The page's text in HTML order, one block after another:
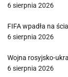
6 sierpnia 2026
FIFA wpadła na
6 sierpnia 2026
Wojna rosyjsko-
6 sierpnia 2026